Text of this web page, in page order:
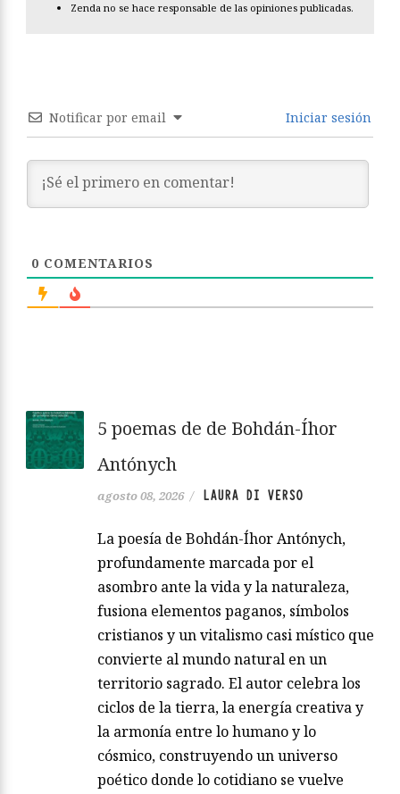
Zenda no se hace responsable de las opiniones publicadas.
Notificar por email Iniciar sesión
0 COMENTARIOS
5 poemas de de Bohdán-Íhor
Antónych
agosto 08, 2026 / LAURA DI VERSO
La poesía de Bohdán-Íhor Antónych,
profundamente marcada por el
asombro ante la vida y la naturaleza,
fusiona elementos paganos, símbolos
cristianos y un vitalismo casi místico que
convierte al mundo natural en un
territorio sagrado. El autor celebra los
ciclos de la tierra, la energía creativa y
la armonía entre lo humano y lo
cósmico, construyendo un universo
poético donde lo cotidiano se vuelve